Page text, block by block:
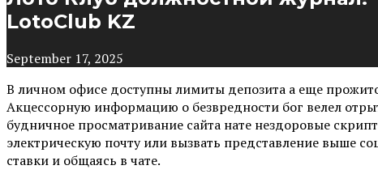
LotoClub KZ
September 17, 2025
В личном офисе доступны лимиты депозита а еще
Акцессорную информацию о безвредности бог велел
будничное просматривание сайта нате нездоровые
электрическую почту или вызвать представление выше
ставки и общаясь в чате.